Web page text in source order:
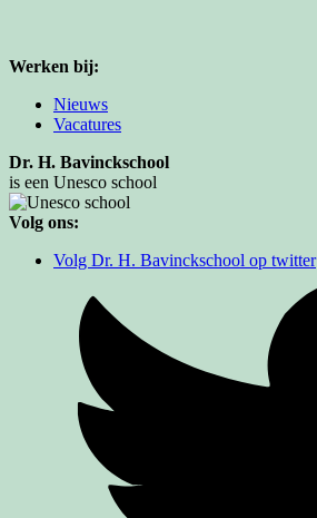
Werken bij:
Nieuws
Vacatures
Dr. H. Bavinckschool
is een Unesco school
Volg ons:
Volg Dr. H. Bavinckschool op twitter